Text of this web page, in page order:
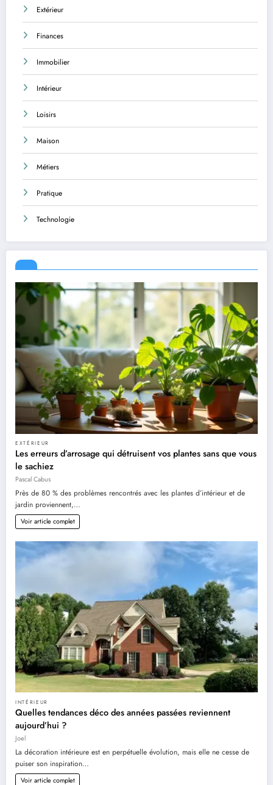
Extérieur
Finances
Immobilier
Intérieur
Loisirs
Maison
Métiers
Pratique
Technologie
EXTÉRIEUR
Les erreurs d’arrosage qui détruisent vos plantes sans que vous
le sachiez
Pascal Cabus
Près de 80 % des problèmes rencontrés avec les plantes d’intérieur et de
jardin proviennent,…
Voir article complet
INTÉRIEUR
Quelles tendances déco des années passées reviennent
aujourd’hui ?
Joel
La décoration intérieure est en perpétuelle évolution, mais elle ne cesse de
puiser son inspiration…
Voir article complet